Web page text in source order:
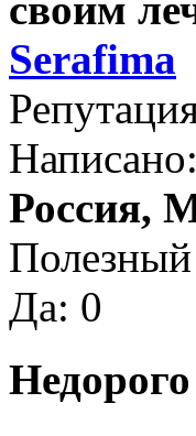
Serafima
Россия,
Полезный
Да: 0